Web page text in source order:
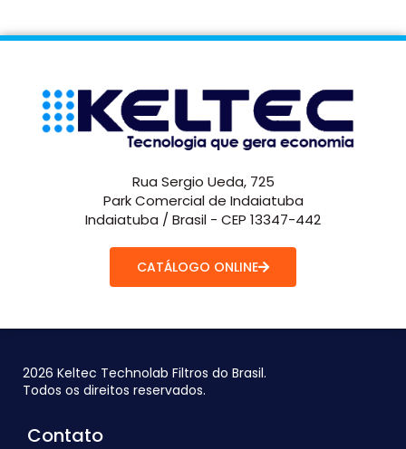
Rua Sergio Ueda, 725
Park Comercial de Indaiatuba
Indaiatuba / Brasil - CEP 13347-442
CATÁLOGO ONLINE
2026 Keltec Technolab Filtros do Brasil.
Todos os direitos reservados.
Contato